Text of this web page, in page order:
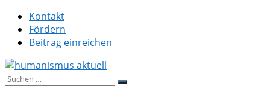
Zum
Inhalt
springen
Kontakt
Fördern
Beitrag einreichen
humanismus aktuell
Suche